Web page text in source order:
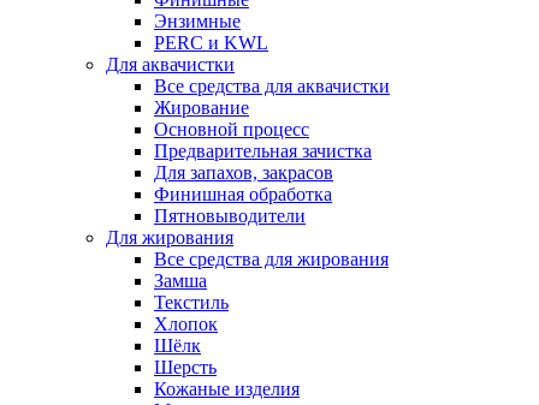
Энзимные
PERC и KWL
Для аквачистки
Все средства для аквачистки
Жирование
Основной процесс
Предварительная зачистка
Для запахов, закрасов
Финишная обработка
Пятновыводители
Для жирования
Все средства для жирования
Замша
Текстиль
Хлопок
Шёлк
Шерсть
Кожаные изделия